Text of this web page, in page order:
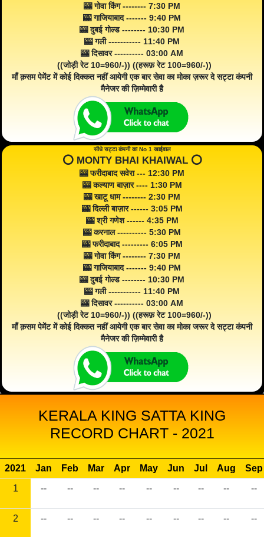
🎰 गोवा किंग -------- 7:30 PM
🎰 गाजियाबाद ------- 9:40 PM
🎰 दुबई गोल्ड -------- 10:30 PM
🎰 गली ----------- 11:40 PM
🎰 दिसावर ---------- 03:00 AM
((जोड़ी रेट 10=960/-)) ((हरूफ़ रेट 100=960/-))
माँ क़सम पेमेंट में कोई दिक्कत नहीं आयेगी एक बार सेवा का मोका ज़रूर दे सट्टा कंपनी
मैनेजर की ज़िम्मेवारी है
सीधे सट्टा कंपनी का No 1 खाईवाल
⭕️ MONTY BHAI KHAIWAL ⭕️
🎰 फरीदाबाद सवेरा --- 12:30 PM
🎰 कल्याण बाज़ार ---- 1:30 PM
🎰 खाटू धाम -------- 2:30 PM
🎰 दिल्ली बाज़ार ------ 3:05 PM
🎰 श्री गणेश ------ 4:35 PM
🎰 करनाल ---------- 5:30 PM
🎰 फरीदाबाद --------- 6:05 PM
🎰 गोवा किंग -------- 7:30 PM
🎰 गाजियाबाद ------- 9:40 PM
🎰 दुबई गोल्ड -------- 10:30 PM
🎰 गली ----------- 11:40 PM
🎰 दिसावर ---------- 03:00 AM
((जोड़ी रेट 10=960/-)) ((हरूफ़ रेट 100=960/-))
माँ क़सम पेमेंट में कोई दिक्कत नहीं आयेगी एक बार सेवा का मोका जरूर दे सट्टा कंपनी
मैनेजर की ज़िम्मेवारी है
KERALA KING SATTA KING
RECORD CHART - 2021
2021 Jan Feb Mar Apr May Jun Jul Aug
Sep
1
-- -- -- -- -- -- -- -- --
2 -- -- -- -- -- -- -- -- --